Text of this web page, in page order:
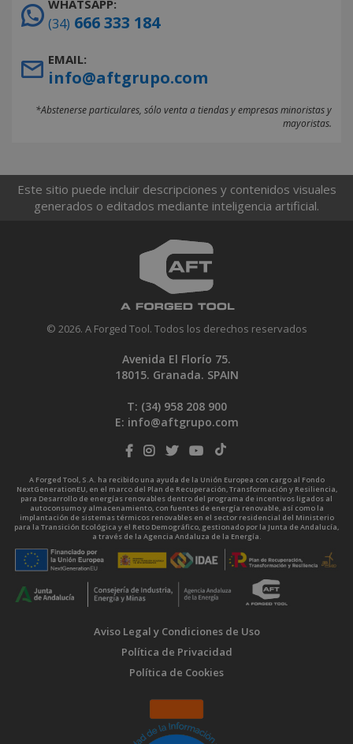
WHATSAPP:
(34) 666 333 184
EMAIL:
info@aftgrupo.com
*Abstenerse particulares, sólo venta a tiendas y empresas minoristas y
mayoristas.
Este sitio puede incluir descripciones y contenidos visuales
generados o editados mediante inteligencia artificial.
© 2026. A Forged Tool. Todos los derechos reservados
Avenida El Florío 75.
18015. Granada. SPAIN
T: (34) 958 208 900
E: info@aftgrupo.com
A Forged Tool, S.A. ha recibido una ayuda de la Unión Europea con cargo al Fondo
NextGenerationEU, en el marco del Plan de Recuperación, Transformación y Resiliencia,
para Desarrollo de energías renovables dentro del programa de incentivos ligados al
autoconsumo y almacenamiento, con fuentes de energía renovable, así como la
implantación de sistemas térmicos renovables en el sector residencial del Ministerio
para la Transición Ecológica y el Reto Demográfico, gestionado por la Junta de Andalucía,
a través de la Agencia Andaluza de la Energía.
Aviso Legal y Condiciones de Uso
Política de Privacidad
Política de Cookies